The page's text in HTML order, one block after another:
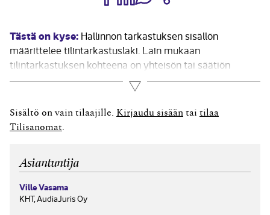
Tästä on kyse: Hallinnon tarkastuksen sisällön
määrittelee tilintarkastuslaki. Lain mukaan
tilintarkastuksen kohteena on yhteisön tai säätiön
kirjanpito, tilinpäätös ja hallinto. Tilintarkastaja antaa
kultakin tilikaudelta päivätyn ja allekirjoitetun
tilintarkastuskertomuksen, jossa tilintarkastajan on
annettava tietyt tilinpäätöstä ja toimintakertomusta
Lue lisää
Sisältö on vain tilaajille. Kirjaudu sisään tai tilaa
Tilisanomat
Asiantuntija
Ville Vasama
KHT, AudiaJuris Oy